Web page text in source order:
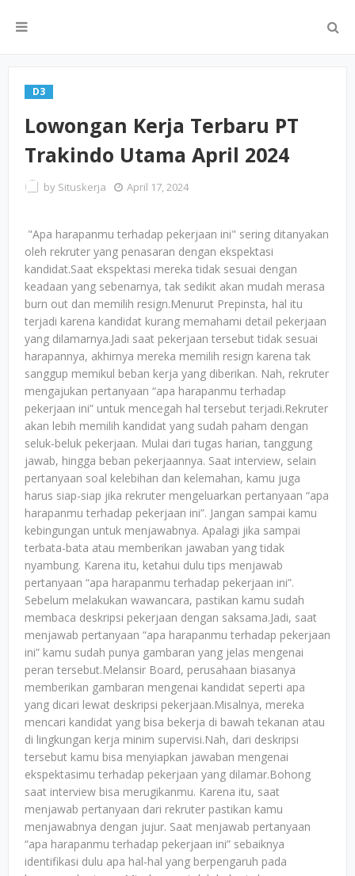
D3
Lowongan Kerja Terbaru PT
Trakindo Utama April 2024
by Situskerja April 17, 2024
"Apa harapanmu terhadap pekerjaan ini" sering ditanyakan
oleh rekruter yang penasaran dengan ekspektasi
kandidat.Saat ekspektasi mereka tidak sesuai dengan
keadaan yang sebenarnya, tak sedikit akan mudah merasa
burn out dan memilih resign.Menurut Prepinsta, hal itu
terjadi karena kandidat kurang memahami detail pekerjaan
yang dilamarnya.Jadi saat pekerjaan tersebut tidak sesuai
harapannya, akhirnya mereka memilih resign karena tak
sanggup memikul beban kerja yang diberikan. Nah, rekruter
mengajukan pertanyaan “apa harapanmu terhadap
pekerjaan ini” untuk mencegah hal tersebut terjadi.Rekruter
akan lebih memilih kandidat yang sudah paham dengan
seluk-beluk pekerjaan. Mulai dari tugas harian, tanggung
jawab, hingga beban pekerjaannya. Saat interview, selain
pertanyaan soal kelebihan dan kelemahan, kamu juga
harus siap-siap jika rekruter mengeluarkan pertanyaan “apa
harapanmu terhadap pekerjaan ini”. Jangan sampai kamu
kebingungan untuk menjawabnya. Apalagi jika sampai
terbata-bata atau memberikan jawaban yang tidak
nyambung. Karena itu, ketahui dulu tips menjawab
pertanyaan “apa harapanmu terhadap pekerjaan ini”.
Sebelum melakukan wawancara, pastikan kamu sudah
membaca deskripsi pekerjaan dengan saksama.Jadi, saat
menjawab pertanyaan “apa harapanmu terhadap pekerjaan
ini” kamu sudah punya gambaran yang jelas mengenai
peran tersebut.Melansir Board, perusahaan biasanya
memberikan gambaran mengenai kandidat seperti apa
yang dicari lewat deskripsi pekerjaan.Misalnya, mereka
mencari kandidat yang bisa bekerja di bawah tekanan atau
di lingkungan kerja minim supervisi.Nah, dari deskripsi
tersebut kamu bisa menyiapkan jawaban mengenai
ekspektasimu terhadap pekerjaan yang dilamar.Bohong
saat interview bisa merugikanmu. Karena itu, saat
menjawab pertanyaan dari rekruter pastikan kamu
menjawabnya dengan jujur. Saat menjawab pertanyaan
“apa harapanmu terhadap pekerjaan ini” sebaiknya
identifikasi dulu apa hal-hal yang berpengaruh pada